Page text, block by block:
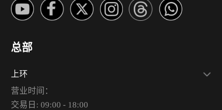
总部
上环
营业时间：
交易日: 09:00 - 18:00